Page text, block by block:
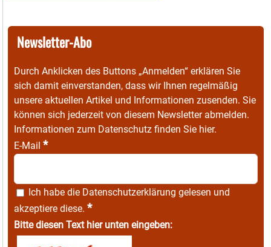
Newsletter-Abo
Durch Anklicken des Buttons „Anmelden“ erklären Sie
sich damit einverstanden, dass wir Ihnen regelmäßig
unsere aktuellen Artikel und Informationen zusenden. Sie
können sich jederzeit von diesem Newsletter abmelden.
Informationen zum Datenschutz finden Sie hier.
E-Mail *
Ich habe die Datenschutzerklärung gelesen und
akzeptiere diese. *
Bitte diesen Text hier unten eingeben: